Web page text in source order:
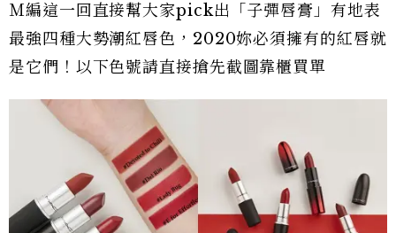
Ｍ編這一回直接幫大家pick出「子彈唇膏」有地表
最強四種大勢潮紅唇色，2020妳必須擁有的紅唇就
是它們！以下色號請直接搶先截圖靠櫃買單